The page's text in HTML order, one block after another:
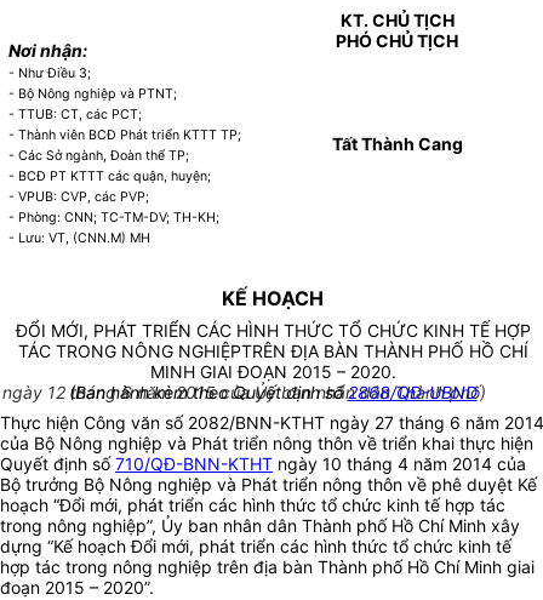
Nơi nhận:
- Như Điều 3;
- Bộ Nông nghiệp và PTNT;
- TTUB: CT, các PCT;
- Thành viên BCĐ Phát triển KTTT TP;
- Các Sở ngành, Đoàn thể TP;
- BCĐ PT KTTT các quận, huyện;
- VPUB: CVP, các PVP;
- Phòng: CNN; TC-TM-DV; TH-KH;
- Lưu: VT, (CNN.M) MH
KT. CHỦ TỊCH
PHÓ CHỦ TỊCH
Tất Thành Cang
KẾ HOẠCH
ĐỔI MỚI, PHÁT TRIỂN CÁC HÌNH THỨC TỔ CHỨC KINH TẾ HỢP
TÁC TRONG NÔNG NGHIỆPTRÊN ĐỊA BÀN THÀNH PHỐ HỒ CHÍ
MINH GIAI ĐOẠN 2015 – 2020.
(Ban hành kèm theo Quyết định số2868/QĐ-UBND
ngày 12 tháng 6 năm 2015 của Ủy ban nhân dân Thành phố)
Thực hiện Công văn số 2082/BNN-KTHT ngày 27 tháng 6 năm 2014
của Bộ Nông nghiệp và Phát triển nông thôn về triển khai thực hiện
Quyết định số710/QĐ-BNN-KTHT ngày 10 tháng 4 năm 2014 của
Bộ trưởng Bộ Nông nghiệp và Phát triển nông thôn về phê duyệt Kế
hoạch “Đổi mới, phát triển các hình thức tổ chức kinh tế hợp tác
trong nông nghiệp”, Ủy ban nhân dân Thành phố Hồ Chí Minh xây
dựng “Kế hoạch Đổi mới, phát triển các hình thức tổ chức kinh tế
hợp tác trong nông nghiệp trên địa bàn Thành phố Hồ Chí Minh giai
đoạn 2015 – 2020”.